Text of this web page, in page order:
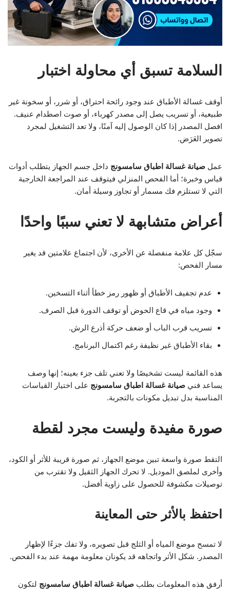
السلامة تسبق أي محاولة اختبار
أوقف غسالة الأطباق عند وجود رائحة احتراق، أو شرر، أو سخونة غير
طبيعية، أو تسريب يصل إلى مصدر كهرباء، أو صوت اصطدام عنيف.
افصل المصدر إذا كان الوصول إليه آمنًا، ولا تعد التشغيل لمجرد
تصوير العَرَض.
عمل صيانة غسالة اطباق سامسونج داخل جسم الجهاز يتطلب أدوات
قياس وخبرة؛ أما الفحص المنزلي فيتوقف عند المراجعة الخارجية
التي لا تستلزم فك مسمار أو تجاوز وسيلة أمان.
أعراض متشابهة لا تعني سببًا واحدًا
سجّل كل علامة منفصلة عن الأخرى، لأن اجتماع علامتين قد يغير
مسار الفحص:
عدم تجفيف الأطباق أو ظهور رمز خطأ أثناء التسخين.
وجود مياه في قاع الحوض أو توقف الدورة قبل الصرف.
تسريب قرب الباب أو ضعف حركة أذرع الرش.
بقاء الأطباق غير نظيفة رغم اكتمال البرنامج.
هذه القائمة ليست تشخيصًا ولا تعني تلف جزء بعينه؛ إنها وصف
يساعد فني صيانة غسالة اطباق سامسونج على اختيار القياسات
المناسبة بدل تبديل مكونات بالتجربة.
صورة مفيدة وليست مجرد لقطة
التقط صورة واسعة تبين موضع الجهاز، ثم صورة قريبة للأثر أو الكود،
وأخرى لملصق الموديل. لا تحرك الجهاز الثقيل ولا تقترب من
توصيلات مكشوفة للحصول على زاوية أفضل.
احتفظ بالأثر حتى المعاينة
لا تمسح موضع المياه أو الثلج قبل تصويره، ولا تفك جزءًا لإظهار
المصدر. شكل الأثر واتجاهه قد يكونان معلومة مهمة عند بدء الفحص.
أرفق هذه المعلومات بطلب صيانة غسالة اطباق سامسونج لتكون